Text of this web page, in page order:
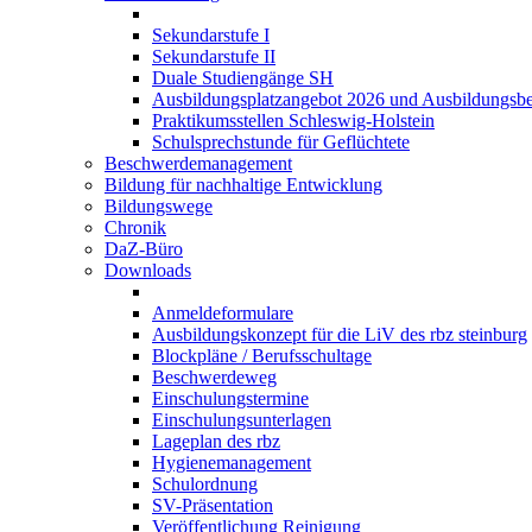
Sekundarstufe I
Sekundarstufe II
Duale Studiengänge SH
Ausbildungsplatzangebot 2026 und
Praktikumsstellen Schleswig-Holstein
Schulsprechstunde für Geflüchtete
Beschwerdemanagement
Bildung für nachhaltige Entwicklung
Bildungswege
Chronik
DaZ-Büro
Downloads
Anmeldeformulare
Ausbildungskonzept für die LiV des rbz steinburg
Blockpläne / Berufsschultage
Beschwerdeweg
Einschulungstermine
Einschulungsunterlagen
Lageplan des rbz
Hygienemanagement
Schulordnung
SV-Präsentation
Veröffentlichung Reinigung